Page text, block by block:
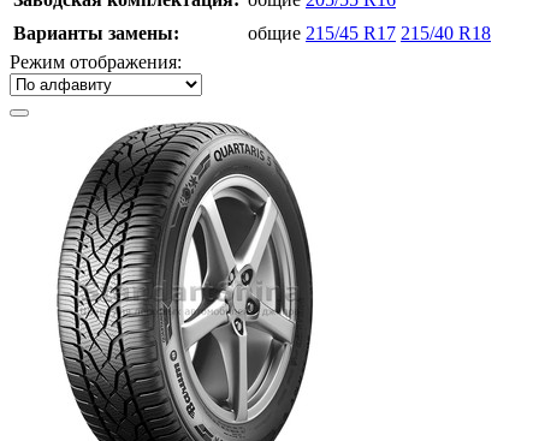
Варианты замены:
общие 215/45 R17 215/40 R18
Режим отображения: